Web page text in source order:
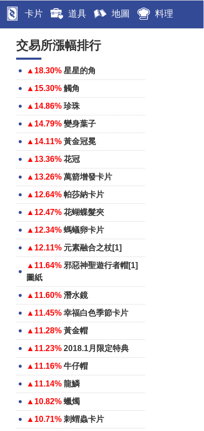
卡片 道具 地圖 料理
交易所漲幅排行
▲18.30% 星星的角
▲15.30% 觸角
▲14.86% 珍珠
▲14.79% 變身葉子
▲14.11% 黃金冠冕
▲13.36% 花冠
▲13.26% 萬箭增發卡片
▲12.64% 帕莎納卡片
▲12.47% 花蝴蝶髮夾
▲12.34% 螞蟻卵卡片
▲12.11% 元素融合之杖[1]
▲11.64% 邪惡神聖遊行者帽[1]
圖紙
▲11.60% 潛水鏡
▲11.45% 幸福白色季節卡片
▲11.28% 黃金帽
▲11.23% 2018.1月限定特典
▲11.16% 牛仔帽
▲11.14% 龍鱗
▲10.82% 蠟燭
▲10.71% 刺蝟蟲卡片